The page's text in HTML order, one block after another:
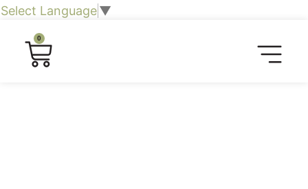
Select Language▼
0